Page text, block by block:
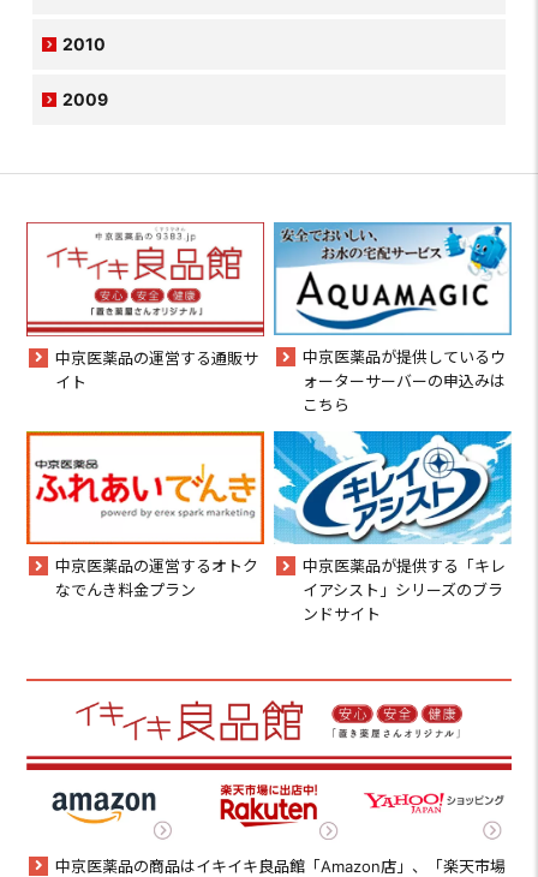
2010
2009
中京医薬品の運営する通販サ
イト
中京医薬品が提供しているウ
ォーターサーバーの申込みは
こちら
中京医薬品の運営するオトク
なでんき料金プラン
中京医薬品が提供する「キレ
イアシスト」シリーズのブラ
ンドサイト
中京医薬品の商品はイキイキ良品館「Amazon店」、「楽天市場